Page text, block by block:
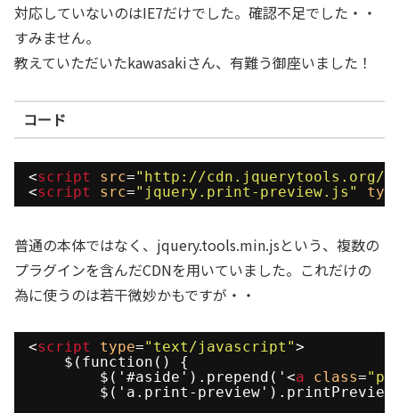
対応していないのはIE7だけでした。確認不足でした・・
すみません。
教えていただいたkawasakiさん、有難う御座いました！
コード
<script src="http://cdn.jquerytools.org/
<script src="jquery.print-preview.js"
普通の本体ではなく、jquery.tools.min.jsという、複数の
プラグインを含んだCDNを用いていました。これだけの
為に使うのは若干微妙かもですが・・
<script type="text/javascript">
$(function() {
$('#aside').prepend('<a class=
$('a.print-